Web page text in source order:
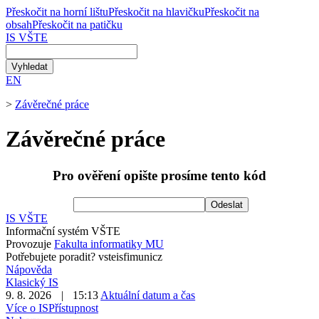
Přeskočit na horní lištuPřeskočit na hlavičkuPřeskočit na
obsahPřeskočit na patičku
IS VŠTE
EN
> Závěrečné práce
Závěrečné práce
Pro ověření opište prosíme tento kód
Odeslat
IS VŠTE
Informační systém VŠTE
Provozuje Fakulta informatiky MU
Potřebujete poradit? vsteisfimunicz
Nápověda
Klasický IS
9. 8. 2026
| 15:13 Aktuální datum a čas
Více o ISPřístupnost